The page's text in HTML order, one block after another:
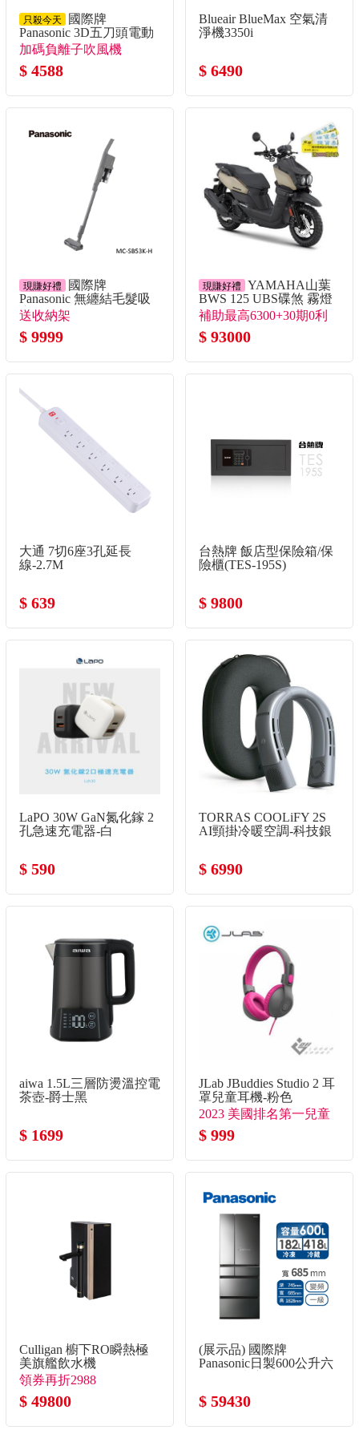
只殺今天
國際牌
Panasonic 3D五刀頭電動
刮鬍刀
加碼負離子吹風機
$ 4588
Blueair BlueMax 空氣清
淨機3350i
$ 6490
現賺好禮
國際牌
Panasonic 無纏結毛髮吸
塵器
送收納架
$ 9999
現賺好禮
YAMAHA山葉
BWS 125 UBS碟煞 霧燈
版 棕
補助最高6300+30期0利
率 送燦坤提貨券3千
$ 93000
大通 7切6座3孔延長
線-2.7M
$ 639
台熱牌 飯店型保險箱/保
險櫃(TES-195S)
$ 9800
LaPO 30W GaN氮化鎵 2
孔急速充電器-白
$ 590
TORRAS COOLiFY 2S
AI頸掛冷暖空調-科技銀
$ 6990
aiwa 1.5L三層防燙溫控電
茶壺-爵士黑
$ 1699
JLab JBuddies Studio 2 耳
罩兒童耳機-粉色
2023 美國排名第一兒童
耳機品牌
$ 999
Culligan 櫥下RO瞬熱極
美旗艦飲水機
領券再折2988
$ 49800
(展示品) 國際牌
Panasonic日製600公升六
$ 59430